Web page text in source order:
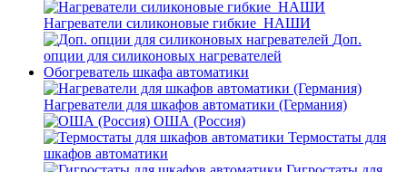
Нагреватели силиконовые гибкие_НАШИ
Доп.
опции для силиконовых нагревателей
Обогреватель шкафа автоматики
Нагреватели для шкафов автоматики (Германия)
ОША (Россия)
Термостаты для
шкафов автоматики